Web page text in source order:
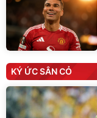
KÝ ỨC SÂN CỎ